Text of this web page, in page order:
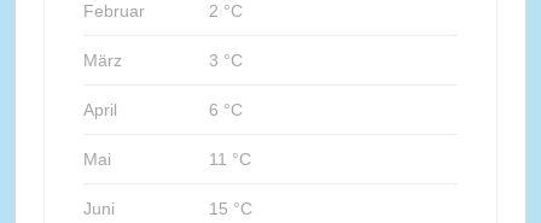
Februar 2 °C
März 3 °C
April 6 °C
Mai 11 °C
Juni 15 °C